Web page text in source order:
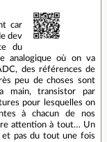
car
dev
du
analogique où on va
des références de
peu de choses sont
main, transistor par
pour lesquelles on
à chacun de nos
attention à tout… Un
et pas du tout une fois